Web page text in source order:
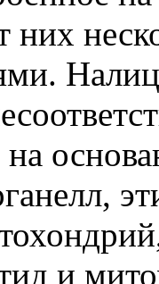
них
и